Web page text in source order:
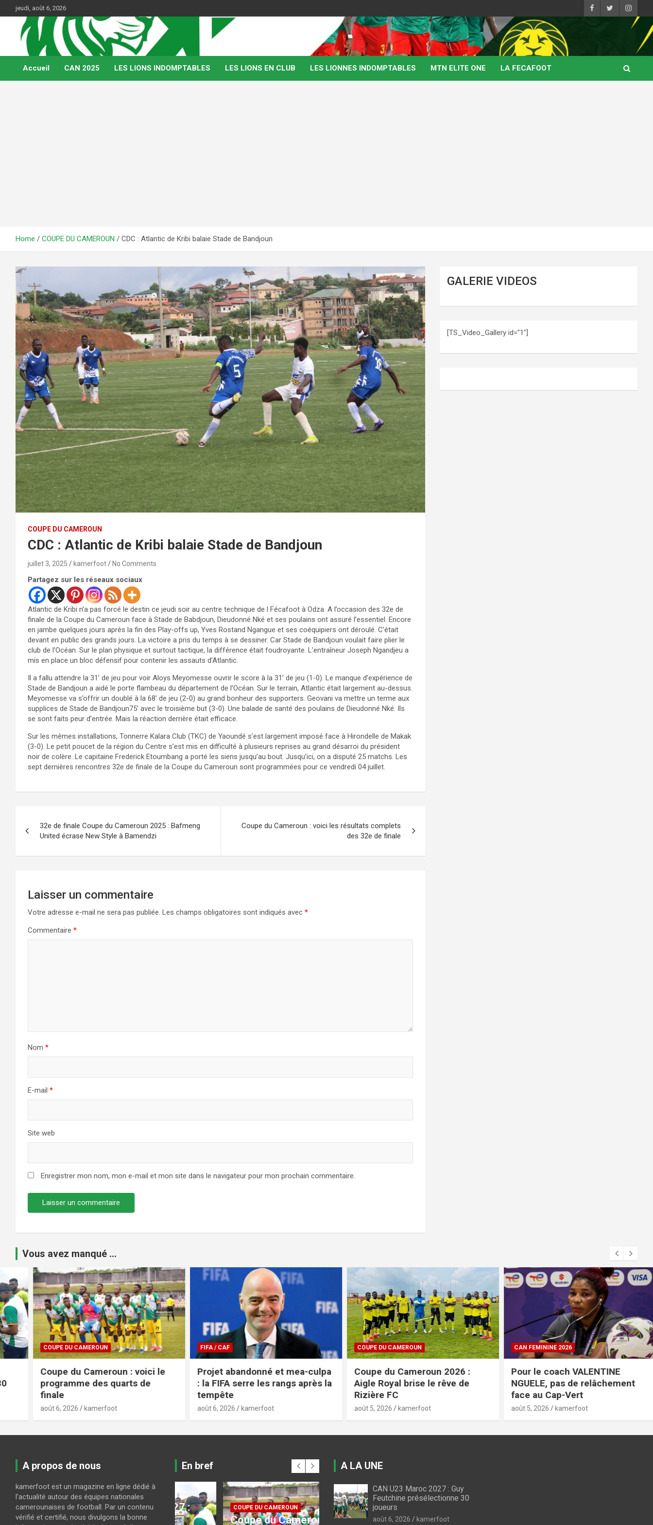
to
content
jeudi, août 6, 2026
Kamerfoot
Web Magazine du football camerounais
Accueil CAN 2025 LES LIONS INDOMPTABLES LES LIONS EN CLUB LES LIONNES INDOMPTABLES MTN ELITE ONE LA FECAFOOT
Home COUPE DU CAMEROUN CDC : Atlantic de Kribi balaie Stade de Bandjoun
COUPE DU CAMEROUN
CDC : Atlantic de Kribi balaie Stade de Bandjoun
juillet 3, 2025 kamerfoot No Comments
Partagez sur les réseaux sociaux
Atlantic de Kribi n’a pas forcé le destin ce jeudi soir au centre technique de l Fécafoot à Odza. A l’occasion des 32e de
finale de la Coupe du Cameroun face à Stade de Babdjoun, Dieudonné Nké et ses poulains ont assuré l’essentiel. Encore
en jambe quelques jours après la fin des Play-offs up, Yves Rostand Ngangue et ses coéquipiers ont déroulé. C’était
devant en public des grands jours. La victoire a pris du temps à se dessiner. Car Stade de Bandjoun voulait faire plier le
club de l’Océan. Sur le plan physique et surtout tactique, la différence était foudroyante. L’entraîneur Joseph Ngandjeu a
mis en place un bloc défensif pour contenir les assauts d’Atlantic.
Il a fallu attendre la 31’ de jeu pour voir Aloys Meyomesse ouvrir le score à la 31’ de jeu (1-0). Le manque d’expérience de
Stade de Bandjoun a aidé le porte flambeau du département de l’Océan. Sur le terrain, Atlantic était largement au-dessus.
Meyomesse va s’offrir un doublé à la 68’ de jeu (2-0) au grand bonheur des supporters. Geovani va mettre un terme aux
supplices de Stade de Bandjoun75′ avec le troisième but (3-0). Une balade de santé des poulains de Dieudonné Nké. Ils
se sont faits peur d’entrée. Mais la réaction derrière était efficace.
Sur les mêmes installations, Tonnerre Kalara Club (TKC) de Yaoundé s’est largement imposé face à Hirondelle de Makak
(3-0). Le petit poucet de la région du Centre s’est mis en difficulté à plusieurs reprises au grand désarroi du président
noir de colère. Le capitaine Frederick Etoumbang a porté les siens jusqu’au bout. Jusqu’ici, on a disputé 25 matchs. Les
sept dernières rencontres 32e de finale de la Coupe du Cameroun sont programmées pour ce vendredi 04 juillet.
de
l’article
32e de finale Coupe du Cameroun 2025 : Bafmeng
United écrase New Style à Bamendzi
Coupe du Cameroun : voici les résultats complets
des 32e de finale
Laisser un commentaire
Votre adresse e-mail ne sera pas publiée. Les champs obligatoires sont indiqués avec *
Commentaire *
Nom *
E-mail *
Site web
Enregistrer mon nom, mon e-mail et mon site dans le navigateur pour mon prochain commentaire.
GALERIE VIDEOS
[TS_Video_Gallery id="1"]
Vous avez manqué ...
COUPE DU CAMEROUN
Coupe du Cameroun : voici le
programme des quarts de
finale
août 6, 2026 kamerfoot
FIFA / CAF
Projet abandonné et mea-culpa
: la FIFA serre les rangs après la
tempête
août 6, 2026 kamerfoot
COUPE DU CAMEROUN
Coupe du Cameroun 2026 :
Aigle Royal brise le rêve de
Rizière FC
août 5, 2026 kamerfoot
CAN FEMININE 2026
Pour le coach VALENTINE
NGUELE, pas de relâchement
face au Cap-Vert
août 5, 2026 kamerfoot
A propos de nous
kamerfoot est un magazine en ligne dédié à
l'actualité autour des équipes nationales
camerounaises de football. Par un contenu
vérifié et certifié, nous divulgons la bonne
En bref
LES LIONS INDOMPTABLES
CAN U23 Maroc 2027 :
Guy Feutchine
COUPE DU CAMEROUN
Coupe du Cameroun : voici
FIFA / CAF
Projet abandonné et mea-
A LA UNE
CAN U23 Maroc 2027 : Guy
Feutchine présélectionne 30
joueurs
août 6, 2026 kamerfoot